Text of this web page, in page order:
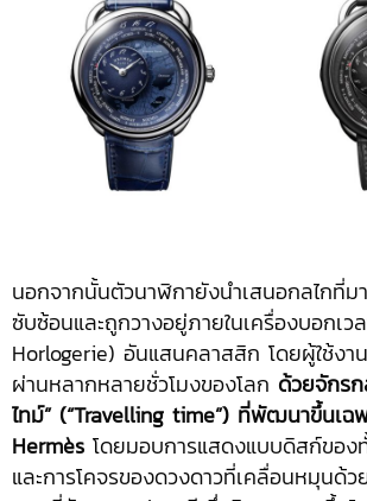
นอกจากนั้นตัวนาฬิกายังนำเสนอกลไกที่
ซับซ้อนและถูกวางอยู่ภายในเครื่องบอกเ
Horlogerie) อันแสนคลาสสิก โดยผู้ใช้งา
ผ่านหลากหลายชั่วโมงของโลก ด้วยจักร
ไทม์” (“Travelling time”) ที่พัฒนาขึ้นเฉ
Hermès โดยมอบการแสดงแบบดิสก์ของ
และการโคจรของดวงดาวที่เคลื่อนหมุนด้